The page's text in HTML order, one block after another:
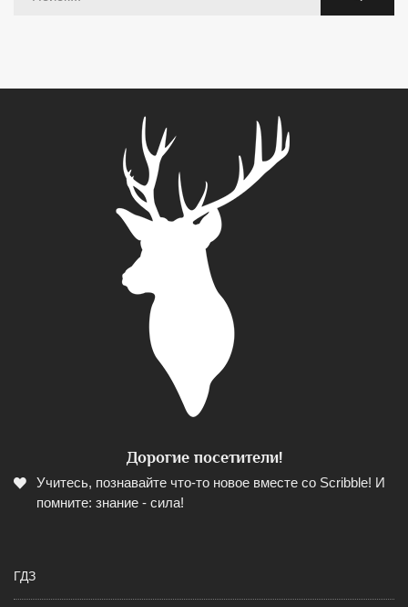
Дорогие посетители!
Учитесь, познавайте что-то новое вместе со Scribble! И
помните: знание - сила!
ГДЗ